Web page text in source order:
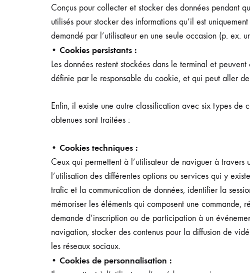
Conçus pour collecter et stocker des données pendant
utilisés pour stocker des informations qu’il est
demandé par l’utilisateur en une seule occasion (p. ex.
• Cookies persistants :
Les données restent stockées dans le terminal et
définie par le responsable du cookie, et qui peut aller de
Enfin, il existe une autre classification avec six types
obtenues sont traitées :
• Cookies techniques :
Ceux qui permettent à l’utilisateur de naviguer à
l’utilisation des différentes options ou services qui y
trafic et la communication de données, identifier la
mémoriser les éléments qui composent une commande,
demande d’inscription ou de participation à un
navigation, stocker des contenus pour la diffusion de
les réseaux sociaux.
• Cookies de personnalisation :